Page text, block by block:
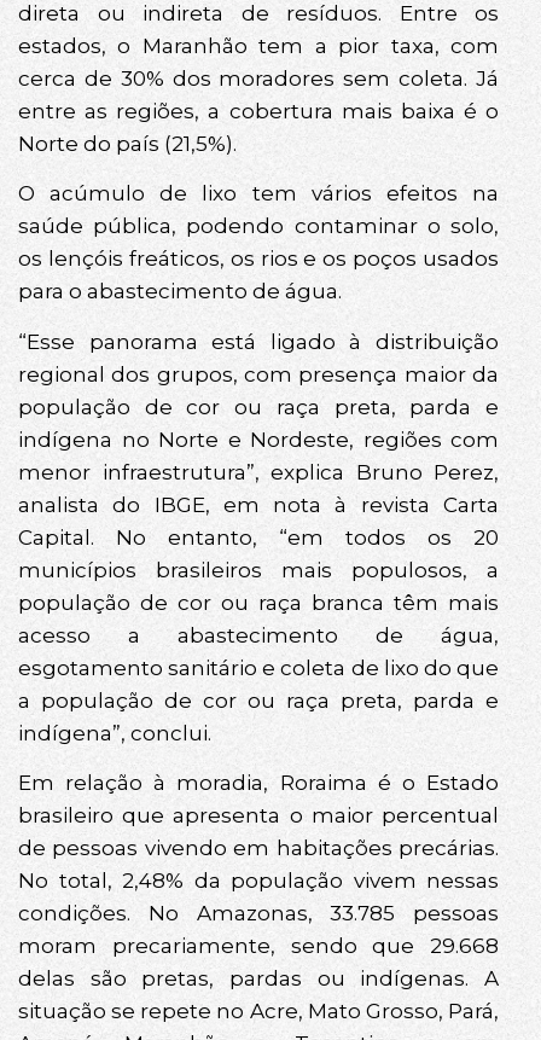
direta ou indireta de resíduos. Entre os
estados, o Maranhão tem a pior taxa, com
cerca de 30% dos moradores sem coleta. Já
entre as regiões, a cobertura mais baixa é o
Norte do país (21,5%).
O acúmulo de lixo tem vários efeitos na
saúde pública, podendo contaminar o solo,
os lençóis freáticos, os rios e os poços usados
para o abastecimento de água.
“Esse panorama está ligado à distribuição
regional dos grupos, com presença maior da
população de cor ou raça preta, parda e
indígena no Norte e Nordeste, regiões com
menor infraestrutura”, explica Bruno Perez,
analista do IBGE, em nota à revista Carta
Capital. No entanto, “em todos os 20
municípios brasileiros mais populosos, a
população de cor ou raça branca têm mais
acesso a abastecimento de água,
esgotamento sanitário e coleta de lixo do que
a população de cor ou raça preta, parda e
indígena”, conclui.
Em relação à moradia, Roraima é o Estado
brasileiro que apresenta o maior percentual
de pessoas vivendo em habitações precárias.
No total, 2,48% da população vivem nessas
condições. No Amazonas, 33.785 pessoas
moram precariamente, sendo que 29.668
delas são pretas, pardas ou indígenas. A
situação se repete no Acre, Mato Grosso, Pará,